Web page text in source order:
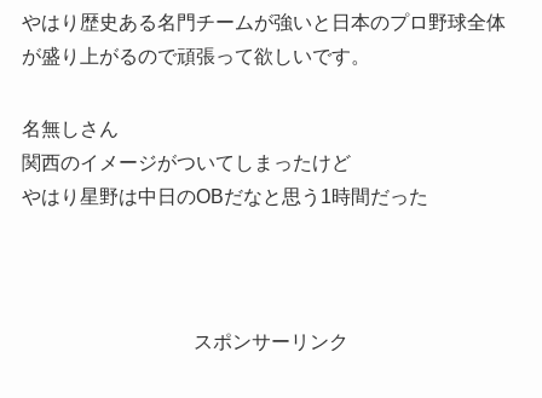
やはり歴史ある名門チームが強いと日本のプロ野球全体
が盛り上がるので頑張って欲しいです。
名無しさん
関西のイメージがついてしまったけど
やはり星野は中日のOBだなと思う1時間だった
スポンサーリンク